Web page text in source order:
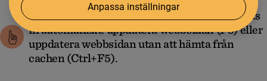
Anpassa inställningar
Vid händelse att den nya versionen inte laddas
in automatiskt: uppdatera webbsidan (F5) eller
uppdatera webbsidan utan att hämta från
cachen (Ctrl+F5).